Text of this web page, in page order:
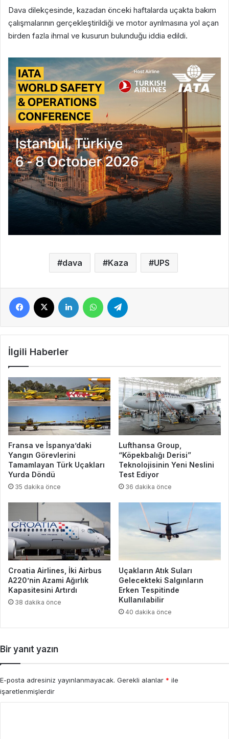
Dava dilekçesinde, kazadan önceki haftalarda uçakta bakım
çalışmalarının gerçekleştirildiği ve motor ayrılmasına yol açan
birden fazla ihmal ve kusurun bulunduğu iddia edildi.
dava Kaza UPS
Facebook LinkedIn WhatsApp
İlgili Haberler
Fransa ve İspanya’daki
Yangın Görevlerini
Tamamlayan Türk Uçakları
Yurda Döndü
35 dakika önce
Lufthansa Group,
“Köpekbalığı Derisi”
Teknolojisinin Yeni Neslini
Test Ediyor
36 dakika önce
Croatia Airlines, İki Airbus
A220’nin Azami Ağırlık
Kapasitesini Artırdı
38 dakika önce
Uçakların Atık Suları
Gelecekteki Salgınların
Erken Tespitinde
Kullanılabilir
40 dakika önce
Bir yanıt yazın
E-posta adresiniz yayınlanmayacak. Gerekli alanlar * ile
işaretlenmişlerdir